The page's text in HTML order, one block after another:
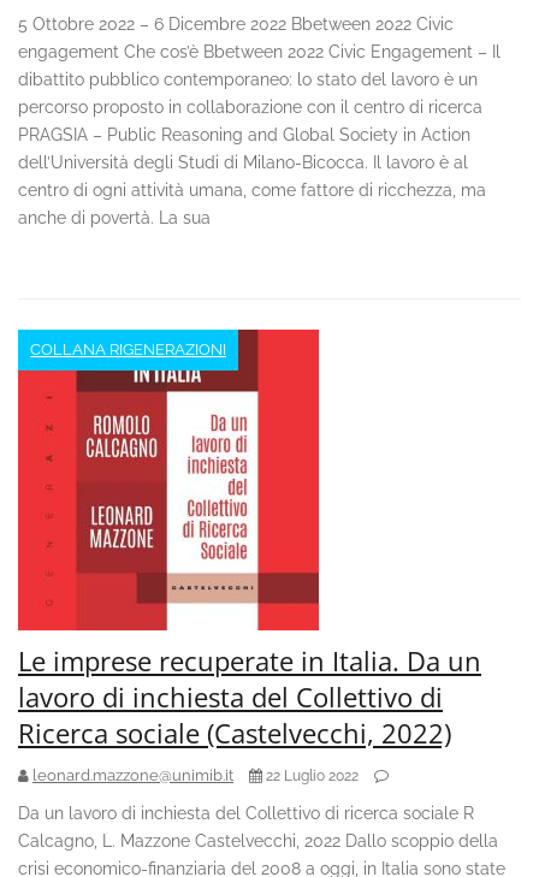
5 Ottobre 2022 – 6 Dicembre 2022 Bbetween 2022 Civic
engagement Che cos’è Bbetween 2022 Civic Engagement – Il
dibattito pubblico contemporaneo: lo stato del lavoro è un
percorso proposto in collaborazione con il centro di ricerca
PRAGSIA – Public Reasoning and Global Society in Action
dell’Università degli Studi di Milano-Bicocca. Il lavoro è al
centro di ogni attività umana, come fattore di ricchezza, ma
anche di povertà. La sua
COLLANA RIGENERAZIONI
Le imprese recuperate in Italia. Da un
lavoro di inchiesta del Collettivo di
Ricerca sociale (Castelvecchi, 2022)
leonard.mazzone@unimib.it 22 Luglio 2022
Da un lavoro di inchiesta del Collettivo di ricerca sociale R
Calcagno, L. Mazzone Castelvecchi, 2022 Dallo scoppio della
crisi economico-finanziaria del 2008 a oggi, in Italia sono state